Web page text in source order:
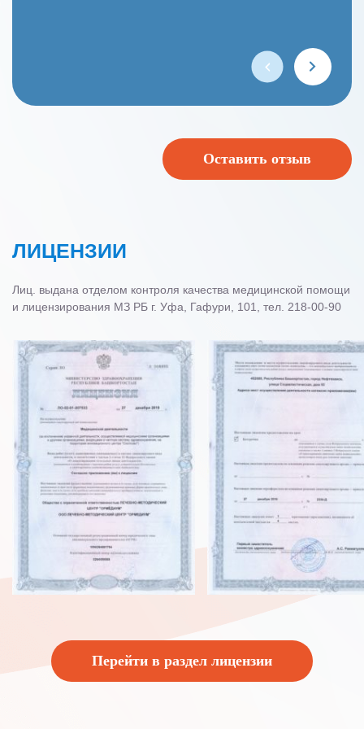
Оставить отзыв
ЛИЦЕНЗИИ
Лиц. выдана отделом контроля качества медицинской помощи
и лицензирования МЗ РБ г. Уфа, Гафури, 101, тел. 218-00-90
Перейти в раздел лицензии